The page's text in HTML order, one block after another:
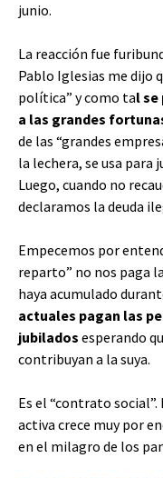
junio.
La reacción fue
Pablo Iglesias me dijo
política” y como tal se
a las grandes
de las “grandes
la lechera, se usa para
Luego, cuando no
declaramos la deuda
Empecemos por
reparto” no nos paga
haya acumulado
actuales pagan las
jubilados esperando
contribuyan a la suya.
Es el “contrato
activa crece muy por
en el milagro de los